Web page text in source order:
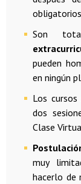
Son
pueden
en ningún
Los
dos
Clase
muy
hacerlo de